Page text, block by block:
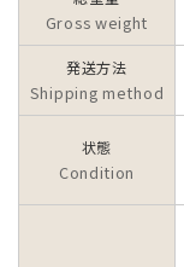
Gross weight
発送方法
Shipping method
状態
Condition